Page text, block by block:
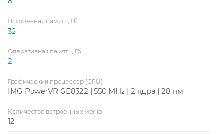
Встроенная память, Гб
32
Оперативная память, Гб
2
Графический процессор (GPU)
IMG PowerVR GE8322 | 550 MHz | 2 ядра | 28 нм
Количество встроенных меню
12